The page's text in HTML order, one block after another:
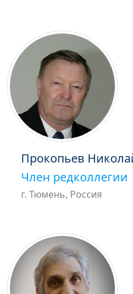
Прокопьев
Член редколлегии
г. Тюмень, Россия